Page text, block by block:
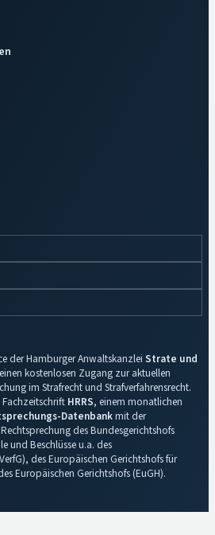
der Hamburger Anwaltskanzlei Strate und
kostenlosen Zugang zur aktuellen
im Strafrecht und Strafverfahrensrecht.
Fachzeitschrift HRRS, einem monatlichen
Datenbankmit der
des Bundesgerichtshofs
und Beschlüsse u.a. des
des Europäischen Gerichtshofs für
Europäischen Gerichtshofs (EuGH).